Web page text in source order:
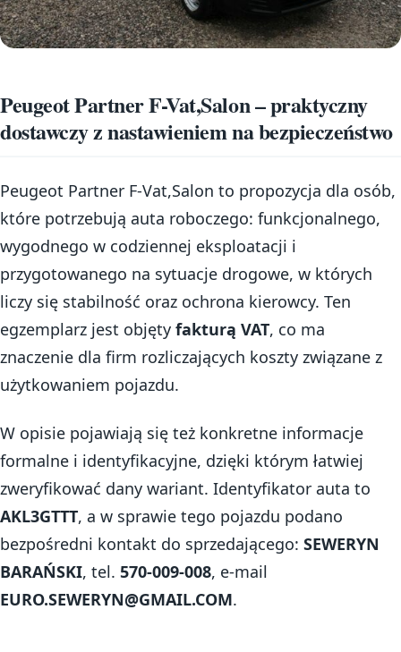
Peugeot Partner F-Vat,Salon – praktyczny
dostawczy z nastawieniem na bezpieczeństwo
Peugeot Partner F-Vat,Salon to propozycja dla osób,
które potrzebują auta roboczego: funkcjonalnego,
wygodnego w codziennej eksploatacji i
przygotowanego na sytuacje drogowe, w których
liczy się stabilność oraz ochrona kierowcy. Ten
egzemplarz jest objęty fakturą VAT, co ma
znaczenie dla firm rozliczających koszty związane z
użytkowaniem pojazdu.
W opisie pojawiają się też konkretne informacje
formalne i identyfikacyjne, dzięki którym łatwiej
zweryfikować dany wariant. Identyfikator auta to
AKL3GTTT, a w sprawie tego pojazdu podano
bezpośredni kontakt do sprzedającego: SEWERYN
BARAŃSKI, tel. 570-009-008, e-mail
EURO.SEWERYN@GMAIL.COM.